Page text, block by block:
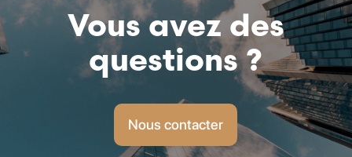
Vous avez des
questions ?
Nous contacter